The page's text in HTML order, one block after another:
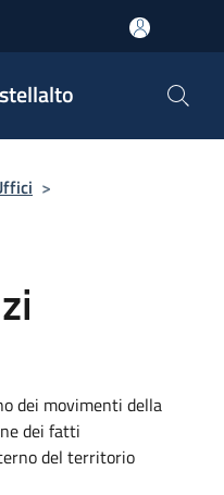
>
dei movimenti della
dei fatti
del territorio